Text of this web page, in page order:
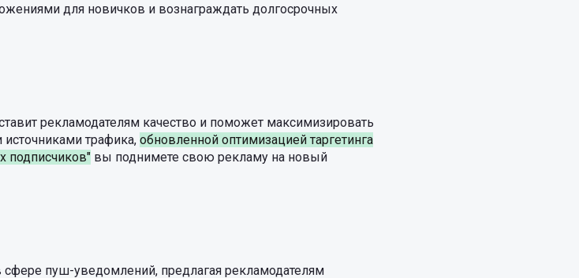
для новичков и вознаграждать долгосрочных
рекламодателям качество и поможет максимизировать
трафика, обновленной оптимизацией таргетинга
подписчиков" вы поднимете свою рекламу на новый
пуш-уведомлений, предлагая рекламодателям